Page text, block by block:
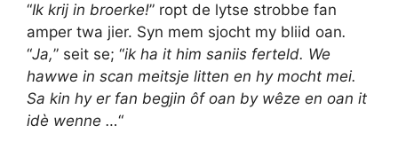
“Ik krij in broerke!” ropt de lytse strobbe fan
amper twa jier. Syn mem sjocht my bliid oan.
“Ja,” seit se; “ik ha it him saniis ferteld. We
hawwe in scan meitsje litten en hy mocht mei.
Sa kin hy er fan begjin ôf oan by wêze en oan it
idè wenne …“